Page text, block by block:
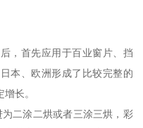
，首先应用于百业窗片、挡
本、欧洲形成了比较完整的
长。
二涂二烘或者三涂三烘，彩